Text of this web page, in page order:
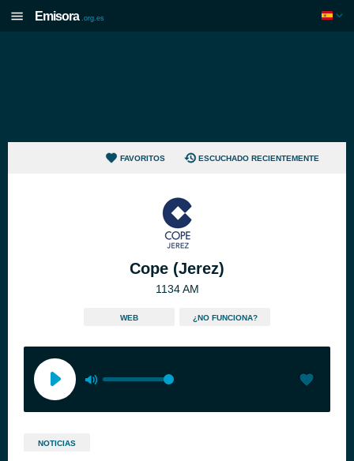
Emisora .org.es
FAVORITOS ESCUCHADO RECIENTEMENTE
Cope (Jerez)
1134 AM
WEB ¿NO FUNCIONA?
NOTICIAS